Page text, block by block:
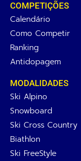
COMPETIÇÕES
Calendário
Como Competir
Ranking
Antidopagem
MODALIDADES
Ski Alpino
Snowboard
Ski Cross Country
Biathlon
Ski FreeStyle